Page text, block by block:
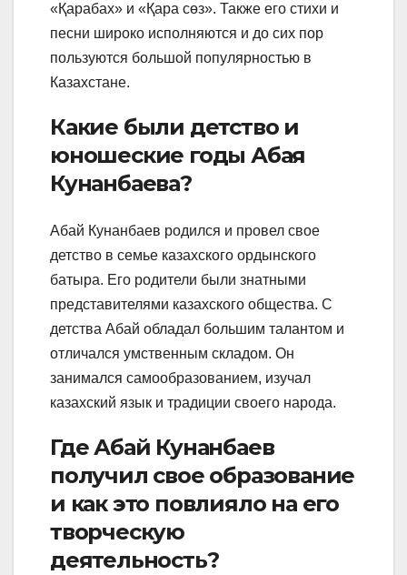
«Қарабах» и «Қара сөз». Также его стихи и
песни широко исполняются и до сих пор
пользуются большой популярностью в
Казахстане.
Какие были детство и
юношеские годы Абая
Кунанбаева?
Абай Кунанбаев родился и провел свое
детство в семье казахского ордынского
батыра. Его родители были знатными
представителями казахского общества. С
детства Абай обладал большим талантом и
отличался умственным складом. Он
занимался самообразованием, изучал
казахский язык и традиции своего народа.
Где Абай Кунанбаев
получил свое образование
и как это повлияло на его
творческую
деятельность?